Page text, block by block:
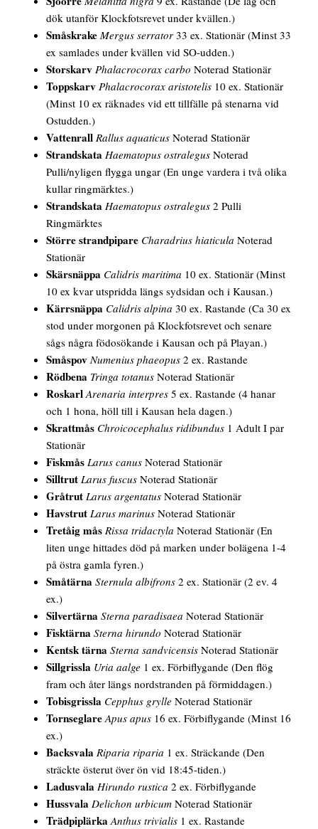
dök utanför Klockfotsrevet under kvällen.)
SmåskrakeMergus serrator33 ex. Stationär (Minst 33
ex samlades under kvällen vid SO-udden.)
StorskarvPhalacrocorax carbo Noterad Stationär
ToppskarvPhalacrocorax aristotelis 10 ex. Stationär
(Minst 10 ex räknades vid ett tillfälle på stenarna vid
Ostudden.)
VattenrallRallus aquaticus Noterad Stationär
StrandskataHaematopus ostralegus Noterad
Pulli/nyligen flygga ungar (En unge vardera i två olika
kullar ringmärktes.)
StrandskataHaematopus ostralegus 2 Pulli
Ringmärktes
Större strandpipare Charadrius hiaticula Noterad
Stationär
Skärsnäppa Calidris maritima 10 ex. Stationär (Minst
10 ex kvar utspridda längs sydsidan och i Kausan.)
Kärrsnäppa Calidris alpina 30 ex. Rastande (Ca 30 ex
stod under morgonen på Klockfotsrevet och senare
sågs några födosökande i Kausan och på Playan.)
SmåspovNumenius phaeopus 2 ex. Rastande
Rödbena Tringa totanus Noterad Stationär
RoskarlArenaria interpres 5 ex. Rastande (4 hanar
och 1 hona, höll till i Kausan hela dagen.)
Skrattmås Chroicocephalus ridibundus 1 Adult I par
Stationär
FiskmåsLarus canus Noterad Stationär
SilltrutLarus fuscus Noterad Stationär
GråtrutLarus argentatus Noterad Stationär
HavstrutLarus marinus Noterad Stationär
Tretåig måsRissa tridactyla Noterad Stationär (En
liten unge hittades död på marken under bolägena 1-4
på östra gamla fyren.)
SmåtärnaSternula albifrons 2 ex. Stationär (2 ev. 4
ex.)
SilvertärnaSterna paradisaea Noterad Stationär
FisktärnaSterna hirundo Noterad Stationär
Kentsk tärnaSterna sandvicensis Noterad Stationär
Sillgrissla Uria aalge 1 ex. Förbiflygande (Den flög
fram och åter längs nordstranden på förmiddagen.)
Tobisgrissla Cepphus grylle Noterad Stationär
TornseglareApus apus 16 ex. Förbiflygande (Minst 16
ex.)
BacksvalaRiparia riparia 1 ex. Sträckande (Den
sträckte österut över ön vid 18:45-tiden.)
LadusvalaHirundo rustica 2 ex. Förbiflygande
HussvalaDelichon urbicum Noterad Stationär
TrädpiplärkaAnthus trivialis 1 ex. Rastande